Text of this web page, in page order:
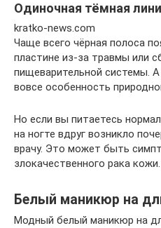
Одиночная тёмная
kratko-news.com
Чаще всего чёрная полоса
пластине из-за травмы или
пищеварительной системы.
вовсе особенность
Но если вы питаетесь
на ногте вдруг возникло
врачу. Это может быть
злокачественного рака кожи.
Белый маникюр на
Модный белый маникюр на